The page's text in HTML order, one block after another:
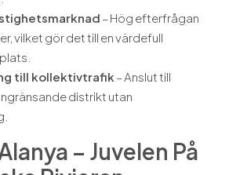
– Hög efterfrågan
vilket gör det till en värdefull
till kollektivtrafik – Anslut till
distrikt utan
– Juvelen På